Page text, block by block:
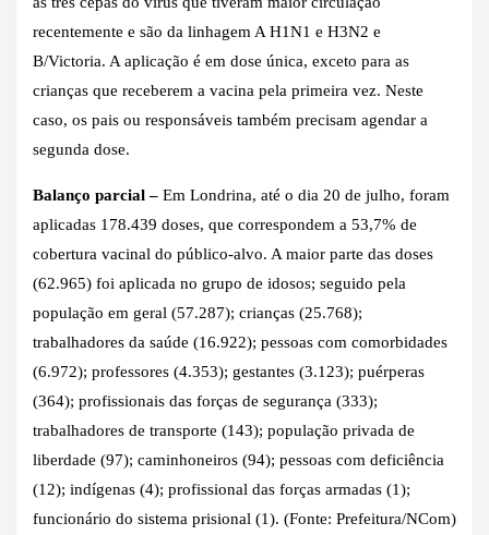
recentemente e são da linhagem A H1N1 e H3N2 e
B/Victoria. A aplicação é em dose única, exceto para as
crianças que receberem a vacina pela primeira vez. Neste
caso, os pais ou responsáveis também precisam agendar a
segunda dose.
Balanço parcial – Em Londrina, até o dia 20 de julho, foram
aplicadas 178.439 doses, que correspondem a 53,7% de
cobertura vacinal do público-alvo. A maior parte das doses
(62.965) foi aplicada no grupo de idosos; seguido pela
população em geral (57.287); crianças (25.768);
trabalhadores da saúde (16.922); pessoas com comorbidades
(6.972); professores (4.353); gestantes (3.123); puérperas
(364); profissionais das forças de segurança (333);
trabalhadores de transporte (143); população privada de
liberdade (97); caminhoneiros (94); pessoas com deficiência
(12); indígenas (4); profissional das forças armadas (1);
funcionário do sistema prisional (1). (Fonte: Prefeitura/NCom)